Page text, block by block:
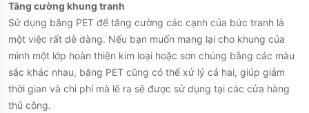
Tăng cường khung tranh
Sử dụng băng PET để tăng cường các cạnh của bức tranh là
một việc rất dễ dàng. Nếu bạn muốn mang lại cho khung của
mình một lớp hoàn thiện kim loại hoặc sơn chúng bằng các màu
sắc khác nhau, băng PET cũng có thể xử lý cả hai, giúp giảm
thời gian và chi phí mà lẽ ra sẽ được sử dụng tại các cửa hàng
thủ công.